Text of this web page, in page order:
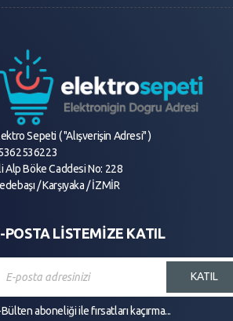
Sepeti ( "Alışverişin Adresi" )
Alp Böke Caddesi No: 228
/ Karşıyaka / İZMİR
POSTA LİSTEMİZE KATIL
KATIL
aboneliği ile fırsatları kaçırma...